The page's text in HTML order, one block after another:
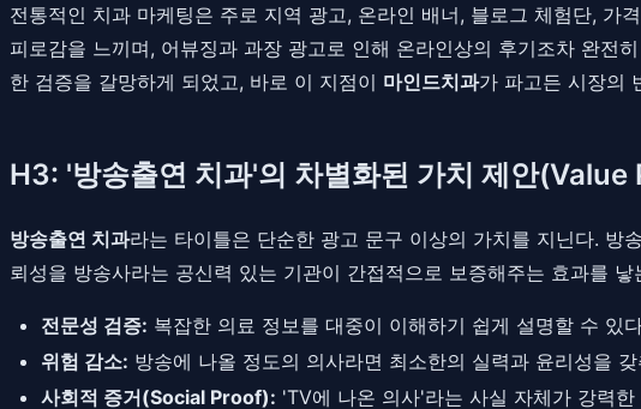
전통적인 치과 마케팅은 주로 지역 광고, 온라인 배너, 블로그 체험단, 가
피로감을 느끼며, 어뷰징과 과장 광고로 인해 온라인상의 후기조차 완전
한 검증을 갈망하게 되었고, 바로 이 지점이 마인드치과가 파고든 시장의
H3: '방송출연 치과'의 차별화된 가치 제안
방송출연 치과라는 타이틀은 단순한 광고 문구 이상의 가치를 지닌다. 방
뢰성을 방송사라는 공신력 있는 기관이 간접적으로 보증해주는 효과를
전문성 검증: 복잡한 의료 정보를 대중이 이해하기 쉽게 설명할 수 있
위험 감소: 방송에 나올 정도의 의사라면 최소한의 실력과 윤리성을
사회적 증거(Social Proof): 'TV에 나온 의사'라는 사실 자체가 강력